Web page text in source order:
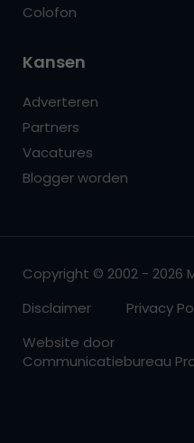
Colofon
Kansen
Adverteren
Partners
Vacatures
Blogger worden
Copyright © 2002 - 2026
Disclaimer
Privacy
Website door
Communicatiebureau